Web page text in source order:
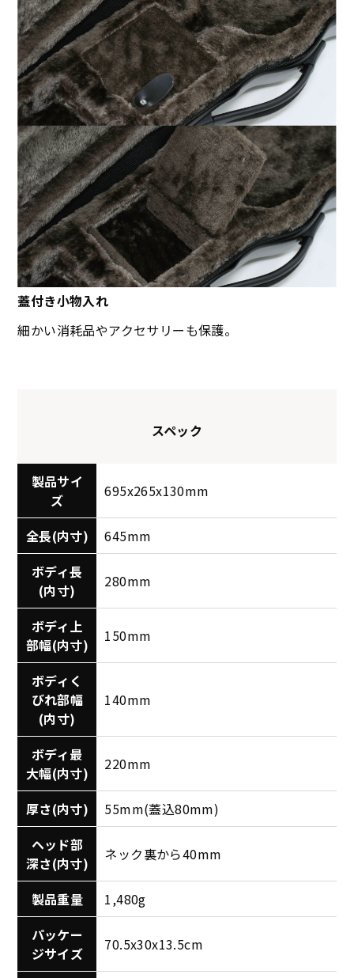
蓋付き小物入れ
細かい消耗品やアクセサリーも保護。
スペック
製品サイ
ズ
695x265x130mm
全長(内寸)
645mm
ボディ長
(内寸)
280mm
ボディ上
部幅(内寸)
150mm
ボディく
びれ部幅
(内寸)
140mm
ボディ最
大幅(内寸)
220mm
厚さ(内寸)
55mm(蓋込80mm)
ヘッド部
深さ(内寸)
ネック裏から40mm
製品重量
1,480g
パッケー
ジサイズ
70.5x30x13.5cm